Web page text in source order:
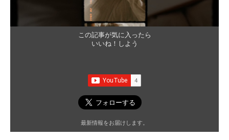
この記事が気に入ったら
いいね！しよう
最新情報をお届けします。